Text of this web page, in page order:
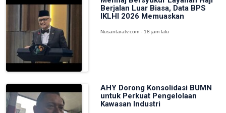
Berjalan Luar Biasa, Data BPS
IKLHI 2026 Memuaskan
Nusantaratv.com - 18 jam lalu
AHY Dorong Konsolidasi BUMN
untuk Perkuat Pengelolaan
Kawasan Industri